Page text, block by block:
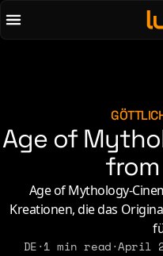
To main content
To menu
Code
Concrete & Steel
Curiosity & Science
Digital Life
2026
2021
2015
Age of
from
Age of Mythology-
Kreationen, die das
DE·1 min read·April